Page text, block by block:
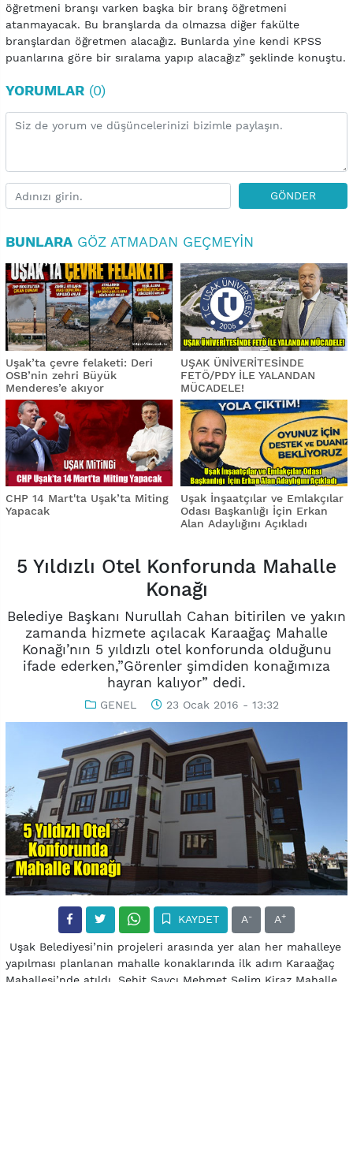
öğretmeni branşı varken başka bir branş öğretmeni
atanmayacak. Bu branşlarda da olmazsa diğer fakülte
branşlardan öğretmen alacağız. Bunlarda yine kendi KPSS
puanlarına göre bir sıralama yapıp alacağız” şeklinde konuştu.
YORUMLAR (0)
GÖNDER
BUNLARA GÖZ ATMADAN GEÇMEYIN
Uşak’ta çevre felaketi: Deri
OSB’nin zehri Büyük
Menderes’e akıyor
UŞAK ÜNİVERİTESİNDE
FETÖ/PDY İLE YALANDAN
MÜCADELE!
CHP 14 Mart'ta Uşak’ta Miting
Yapacak
Uşak İnşaatçılar ve Emlakçılar
Odası Başkanlığı İçin Erkan
Alan Adaylığını Açıkladı
5 Yıldızlı Otel Konforunda Mahalle
Konağı
Belediye Başkanı Nurullah Cahan bitirilen ve yakın
zamanda hizmete açılacak Karaağaç Mahalle
Konağı’nın 5 yıldızlı otel konforunda olduğunu
ifade ederken,”Görenler şimdiden konağımıza
hayran kalıyor” dedi.
GENEL 23 Ocak 2016 - 13:32
KAYDET A- A+
Uşak Belediyesi’nin projeleri arasında yer alan her mahalleye
yapılması planlanan mahalle konaklarında ilk adım Karaağaç
Mahallesi’nde atıldı. Şehit Savcı Mehmet Selim Kiraz Mahalle